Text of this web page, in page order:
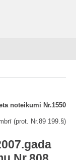
noteikumi Nr.1550
(prot. Nr.89 199.§)